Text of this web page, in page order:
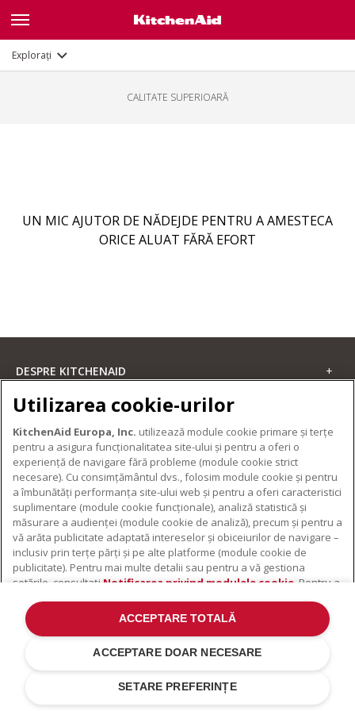
experiență posibilă atunci când vizitați site-ul nostru și pentru
a ne ajuta să-l îmbunătățim.Citiți mai mult
Explorați
CALITATE SUPERIOARĂ
UN MIC AJUTOR DE NĂDEJDE PENTRU A AMESTECA
ORICE ALUAT FĂRĂ EFORT
DESPRE KITCHENAID
Despre KitchenAid
ODR
PRODUSELE NOASTRE
Electrocasnice mici
Accesorii pentru produse
SUPORT
De unde cumpărați
Localizator centre de service
Garanție și documente
Contacte
©2022 Toate drepturile rezervate. KitchenAid și designul mixerului cu
Modulele cookie
Utilizarea cookie-urilor
KitchenAid Europa, Inc. utilizează module cookie primare și terțe
pentru a asigura funcționalitatea site-ului și pentru a oferi o
experiență de navigare fără probleme (module cookie strict
necesare). Cu consimțământul dvs., folosim module cookie și pentru
a îmbunătăți performanța site-ului web și pentru a oferi caracteristici
suplimentare (module cookie funcționale), analiză statistică și
măsurare a audienței (module cookie de analiză), precum și pentru a
vă arăta publicitate adaptată intereselor și obiceiurilor de navigare –
inclusiv prin terțe părți și pe alte platforme (module cookie de
publicitate). Pentru mai multe detalii sau pentru a vă gestiona
setările, consultați Notificarea privind modulele cookie . Pentru a
module cookie, consultațiNotificarea privind confidențialitatea
SETARE PREFERINȚE
ACCEPTARE DOAR NECESARE
ACCEPTARE TOTALĂ